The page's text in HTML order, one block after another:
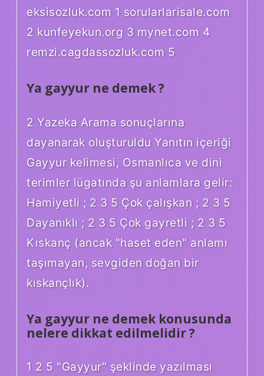
eksisozluk.com 1 sorularlarisale.com
2 kunfeyekun.org 3 mynet.com 4
remzi.cagdassozluk.com 5
Ya gayyur ne demek ?
2 Yazeka Arama sonuçlarına
dayanarak oluşturuldu Yanıtın içeriği
Gayyur kelimesi, Osmanlıca ve dini
terimler lügatında şu anlamlara gelir:
Hamiyetli ; 2 3 5 Çok çalışkan ; 2 3 5
Dayanıklı ; 2 3 5 Çok gayretli ; 2 3 5
Kıskanç (ancak "haset eden" anlamı
taşımayan, sevgiden doğan bir
kıskançlık).
Ya gayyur ne demek konusunda
nelere dikkat edilmelidir ?
1 2 5 "Gayyur" şeklinde yazılması